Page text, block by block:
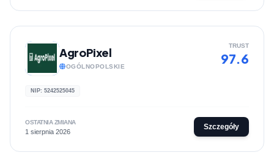
AgroPixel
OGÓLNOPOLSKIE
TRUST
97.6
NIP: 5242525045
OSTATNIA ZMIANA
1 sierpnia 2026
Szczegóły